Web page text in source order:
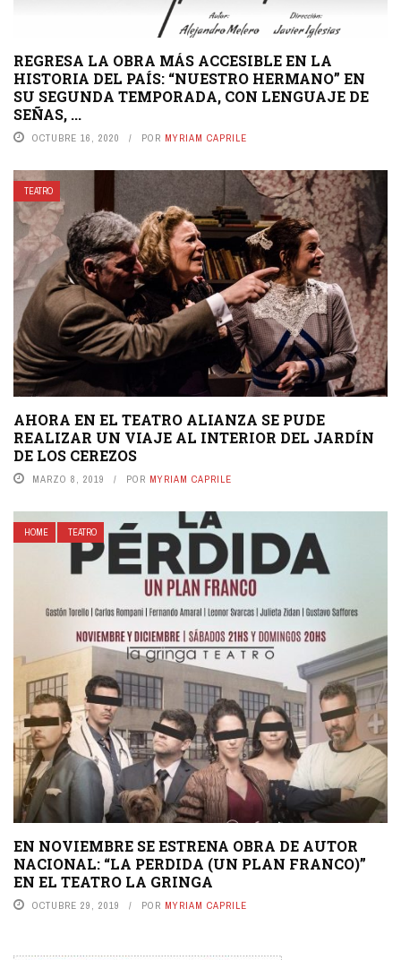
REGRESA LA OBRA MÁS ACCESIBLE EN LA
HISTORIA DEL PAÍS: “NUESTRO HERMANO” EN
SU SEGUNDA TEMPORADA, CON LENGUAJE DE
SEÑAS, ...
OCTUBRE 16, 2020 POR MYRIAM CAPRILE
TEATRO
AHORA EN EL TEATRO ALIANZA SE PUDE
REALIZAR UN VIAJE AL INTERIOR DEL JARDÍN
DE LOS CEREZOS
MARZO 8, 2019 POR MYRIAM CAPRILE
HOME TEATRO
EN NOVIEMBRE SE ESTRENA OBRA DE AUTOR
NACIONAL: “LA PERDIDA (UN PLAN FRANCO)”
EN EL TEATRO LA GRINGA
OCTUBRE 29, 2019 POR MYRIAM CAPRILE